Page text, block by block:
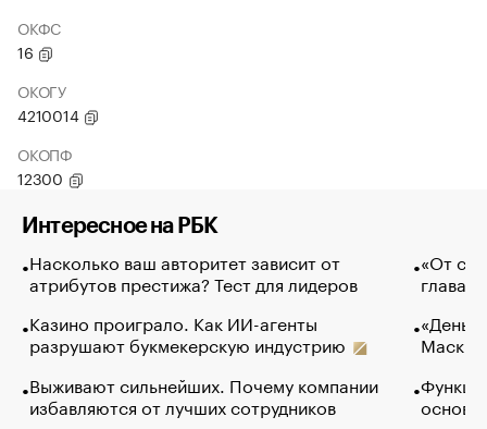
ОКФС
16
ОКОГУ
4210014
ОКОПФ
12300
Интересное на РБК
Насколько ваш авторитет зависит от
атрибутов престижа? Тест для лидеров
Казино проиграло. Как ИИ-агенты
разрушают букмекерскую индустрию
Выживают сильнейших. Почему компании
избавляются от лучших сотрудников
«От
глава
Маск в
основ